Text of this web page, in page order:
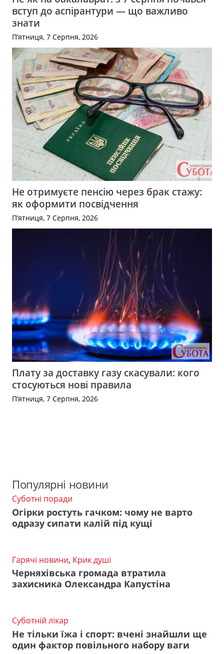
вступ до аспірантури — що важливо
знати
П’ятниця, 7 Серпня, 2026
Не отримуєте пенсію через брак стажу:
як оформити посвідчення
П’ятниця, 7 Серпня, 2026
Плату за доставку газу скасували: кого
стосуються нові правила
П’ятниця, 7 Серпня, 2026
Популярні новини
Суботні поради
Огірки ростуть гачком: чому не варто
одразу сипати калій під кущі
Гарячі новини, Крик душі
Черняхівська громада втратила
захисника Олександра Капустіна
Суботній лікар
Не тільки їжа і спорт: вчені знайшли ще
один фактор повільного набору ваги